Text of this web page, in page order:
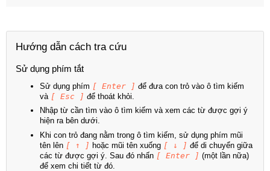
Hướng dẫn cách tra cứu
Sử dụng phím tắt
Sử dụng phím [ Enter ] để đưa con trỏ vào ô tìm kiếm
và [ Esc ] để thoát khỏi.
Nhập từ cần tìm vào ô tìm kiếm và xem các từ được gợi ý
hiện ra bên dưới.
Khi con trỏ đang nằm trong ô tìm kiếm, sử dụng phím mũi
tên lên [ ↑ ] hoặc mũi tên xuống [ ↓ ] để di chuyển giữa
các từ được gợi ý. Sau đó nhấn [ Enter ] (một lần nữa)
để xem chi tiết từ đó.